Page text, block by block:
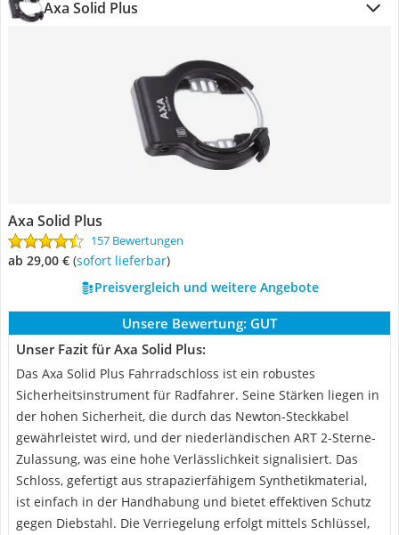
Axa Solid Plus
Axa Solid Plus
157 Bewertungen
ab 29,00 € ( Sofort lieferbar)
Preisvergleich und weitere Angebote
Unsere Bewertung: GUT
Unser Fazit für Axa Solid Plus:
Das Axa Solid Plus Fahrradschloss ist ein robustes
Sicherheitsinstrument für Radfahrer. Seine Stärken liegen in
der hohen Sicherheit, die durch das Newton-Steckkabel
gewährleistet wird, und der niederländischen ART 2-Sterne-
Zulassung, was eine hohe Verlässlichkeit signalisiert. Das
Schloss, gefertigt aus strapazierfähigem Synthetikmaterial,
ist einfach in der Handhabung und bietet effektiven Schutz
gegen Diebstahl. Die Verriegelung erfolgt mittels Schlüssel,